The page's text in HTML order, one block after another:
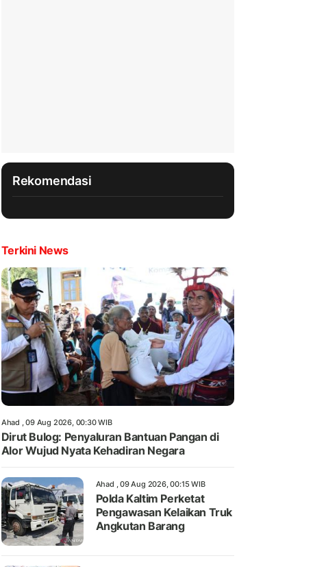
Rekomendasi
Terkini News
Ahad , 09 Aug 2026, 00:30 WIB
Dirut Bulog: Penyaluran Bantuan Pangan di
Alor Wujud Nyata Kehadiran Negara
Ahad , 09 Aug 2026, 00:15 WIB
Polda Kaltim Perketat
Pengawasan Kelaikan Truk
Angkutan Barang